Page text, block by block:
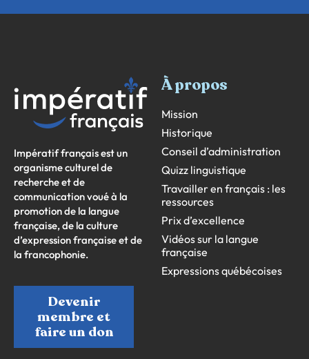
Impératif français est un
organisme culturel de
recherche et de
communication voué à la
promotion de la langue
française, de la culture
d’expression française et de
la francophonie.
Devenir
membre et
faire un don
À propos
Mission
Historique
Conseil d’administration
Quizz linguistique
Travailler en français : les
ressources
Prix d’excellence
Vidéos sur la langue
française
Expressions québécoises